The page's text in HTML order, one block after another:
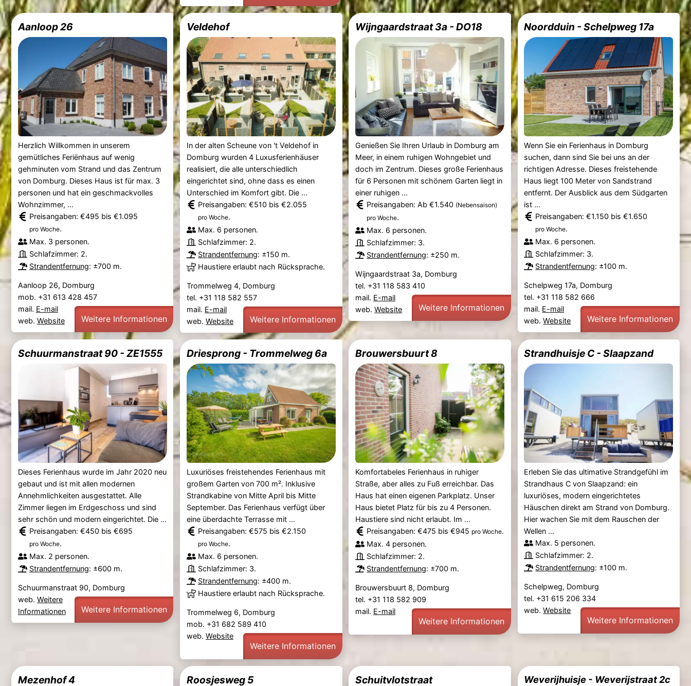
Aanloop 26
Herzlich Willkommen in unserem
gemütliches Feriënhaus auf wenig
gehminuten vom Strand und das Zentrum
von Domburg. Dieses Haus ist für max. 3
personen und hat ein geschmackvolles
Wohnzimmer, ...
Preisangaben: €495 bis €1.095
pro Woche.
Max. 3 personen.
Schlafzimmer: 2.
Strandentfernung: ±700 m.
Aanloop 26, Domburg
mob. +31 613 428 457
mail. E-mail
web. Website Weitere Informationen
Veldehof
In der alten Scheune von 't Veldehof in
Domburg wurden 4 Luxusferienhäuser
realisiert, die alle unterschiedlich
eingerichtet sind, ohne dass es einen
Unterschied im Komfort gibt. Die ...
Preisangaben: €510 bis €2.055
pro Woche.
Max. 6 personen.
Schlafzimmer: 2.
Strandentfernung: ±150 m.
Haustiere erlaubt nach Rücksprache.
Trommelweg 4, Domburg
tel. +31 118 582 557
mail. E-mail
web. Website Weitere Informationen
Wijngaardstraat 3a - DO18
Genießen Sie Ihren Urlaub in Domburg am
Meer, in einem ruhigen Wohngebiet und
doch im Zentrum. Dieses große Ferienhaus
für 6 Personen mit schönem Garten liegt in
einer ruhigen ...
Preisangaben: Ab €1.540 (Nebensaison)
pro Woche.
Max. 6 personen.
Schlafzimmer: 3.
Strandentfernung: ±250 m.
Wijngaardstraat 3a, Domburg
tel. +31 118 583 410
mail. E-mail
web.Website Weitere Informationen
Noordduin - Schelpweg 17a
Wenn Sie ein Ferienhaus in Domburg
suchen, dann sind Sie bei uns an der
richtigen Adresse. Dieses freistehende
Haus liegt 100 Meter von Sandstrand
entfernt. Der Ausblick aus dem Südgarten
ist ...
Preisangaben: €1.150 bis €1.650
pro Woche.
Max. 6 personen.
Schlafzimmer: 3.
Strandentfernung: ±100 m.
Schelpweg 17a, Domburg
tel. +31 118 582 666
mail. E-mail
web.Website Weitere Informationen
Schuurmanstraat 90 - ZE1555
Dieses Ferienhaus wurde im Jahr 2020 neu
gebaut und ist mit allen modernen
Annehmlichkeiten ausgestattet. Alle
Zimmer liegen im Erdgeschoss und sind
sehr schön und modern eingerichtet. Die ...
Preisangaben: €450 bis €695
pro Woche.
Max. 2 personen.
Strandentfernung: ±600 m.
Schuurmanstraat 90, Domburg
web. Weitere
Informationen
Weitere Informationen
Driesprong - Trommelweg 6a
Luxuriöses freistehendes Ferienhaus mit
großem Garten von 700 m². Inklusive
Strandkabine von Mitte April bis Mitte
September. Das Ferienhaus verfügt über
eine überdachte Terrasse mit ...
Preisangaben: €575 bis €2.150
pro Woche.
Max. 6 personen.
Schlafzimmer: 3.
Strandentfernung: ±400 m.
Haustiere erlaubt nach Rücksprache.
Trommelweg 6, Domburg
mob. +31 682 589 410
web. Website
Weitere Informationen
Brouwersbuurt 8
Komfortabeles Ferienhaus in ruhiger
Straße, aber alles zu Fuß erreichbar. Das
Haus hat einen eigenen Parkplatz. Unser
Haus bietet Platz für bis zu 4 Personen.
Haustiere sind nicht erlaubt. Im ...
Preisangaben: €475 bis €945 pro Woche.
Max. 4 personen.
Schlafzimmer: 2.
Strandentfernung: ±700 m.
Brouwersbuurt 8, Domburg
tel. +31 118 582 909
mail. E-mail
Weitere Informationen
Strandhuisje C - Slaapzand
Erleben Sie das ultimative Strandgefühl im
Strandhaus C von Slaapzand: ein
luxuriöses, modern eingerichtetes
Häuschen direkt am Strand von Domburg.
Hier wachen Sie mit dem Rauschen der
Wellen ...
Max. 5 personen.
Schlafzimmer: 2.
Strandentfernung: ±100 m.
Schelpweg, Domburg
tel. +31 615 206 334
web.Website
Weitere Informationen
Mezenhof 4 Roosjesweg 5 Schuitvlotstraat Weverijhuisje - Weverijstraat 2c